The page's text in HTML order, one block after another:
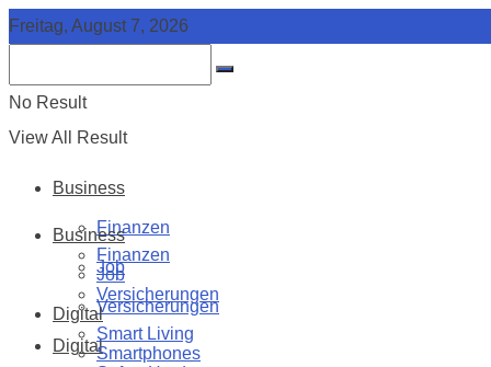
Freitag, August 7, 2026
No Result
View All Result
Business
Finanzen
Job
Versicherungen
Digital
Business
Finanzen
Job
Versicherungen
Digital
Smart Living
Smartphones